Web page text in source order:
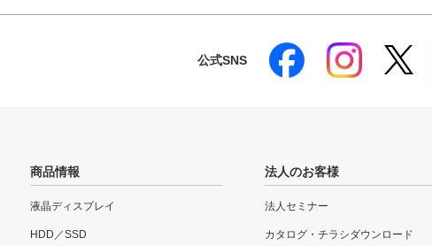
公式SNS
商品情報
液晶ディスプレイ
HDD／SSD
法人のお客様
法人セミナー
カタログ・チラシダウンロード